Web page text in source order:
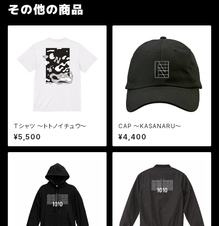
その他の商品
Tシャツ 〜トトノイチュウ〜
¥5,500
CAP 〜KASANARU〜
¥4,400